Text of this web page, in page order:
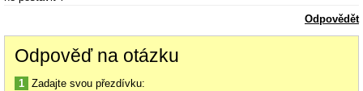
Odpovědět
Odpověď na otázku
1 Zadajte svou přezdívku: